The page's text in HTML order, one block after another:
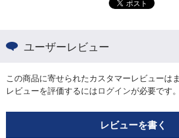
ユーザーレビュー
この商品に寄せられたカスタマーレビューは
レビューを評価するにはログインが必要です。
レビューを書く